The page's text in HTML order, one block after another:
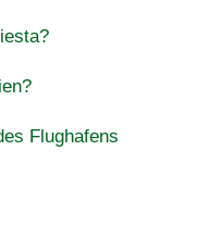
Flughafens